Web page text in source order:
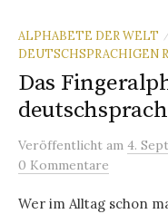
ALPHABETE DER WELT
DEUTSCHSPRACHIGEN
Das
Veröffentlicht am 4.
0 Kommentare
Wer im Alltag schon